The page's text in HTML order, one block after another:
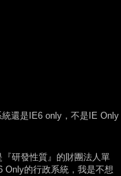
還是IE6 only，不是IE Only
研發性質』的財團法人單
Only的行政系統，我是不想